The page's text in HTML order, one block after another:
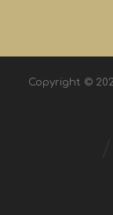
Copyright ©